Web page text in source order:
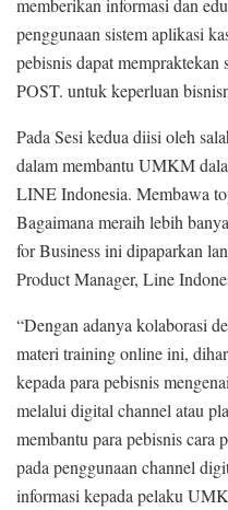
memberikan informasi dan
penggunaan sistem aplikasi
pebisnis dapat
POST. untuk keperluan
Pada Sesi kedua diisi oleh
dalam membantu UMKM
LINE Indonesia. Membawa
Bagaimana meraih lebih
for Business ini dipaparkan
Product Manager, Line
“Dengan adanya kolaborasi
materi training online ini,
kepada para pebisnis
melalui digital channel atau
membantu para pebisnis cara
pada penggunaan channel
informasi kepada pelaku